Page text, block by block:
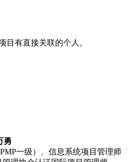
目有直接关联的个人。
勇
一级）、信息系统项目管理师